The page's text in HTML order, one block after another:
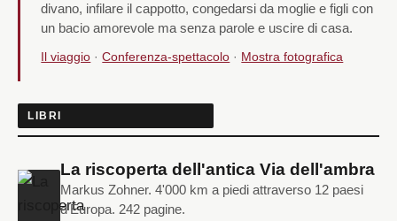
divano, infilare il cappotto, congedarsi da moglie e figli con
un bacio amorevole ma senza parole e uscire di casa.
Il viaggio ·Conferenza-spettacolo · Mostra fotografica
LIBRI
La riscoperta dell'antica Via dell'ambra
Markus Zohner. 4'000 km a piedi attraverso 12 paesi
d'Europa. 242 pagine.